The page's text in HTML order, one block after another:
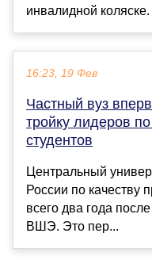
инвалидной коляске.
16:23, 19 Фев
Частный вуз
тройку лидеров
студентов
Центральный
России по качеству
всего два года
ВШЭ. Это пер...